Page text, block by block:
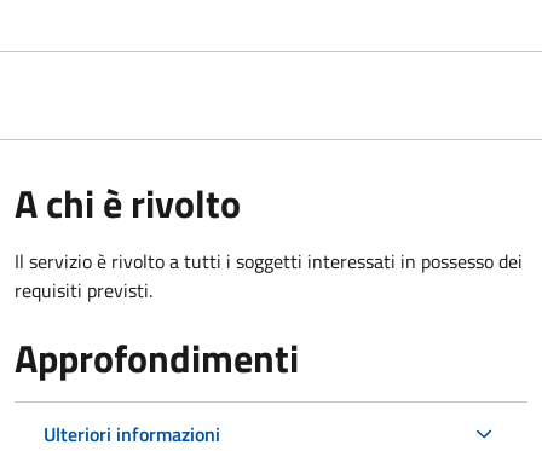
A chi è rivolto
Il servizio è rivolto a tutti i soggetti interessati in possesso dei
requisiti previsti.
Approfondimenti
Ulteriori informazioni